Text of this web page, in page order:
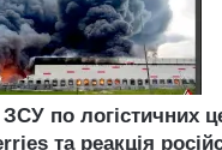
по логістичних
та реакція